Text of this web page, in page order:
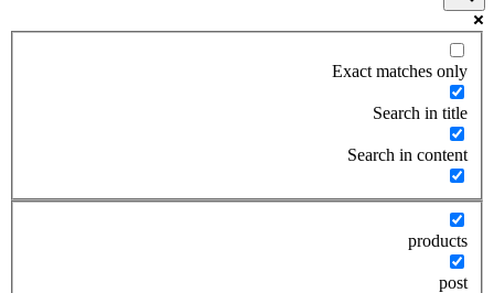
Exact matches only
Search in title
Search in content
products
post